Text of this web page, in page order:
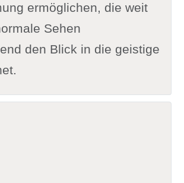
ermöglichen, die weit
Sehen
den Blick in die geistige